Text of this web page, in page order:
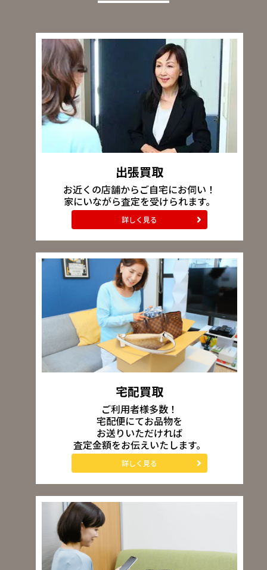
出張買取
お近くの店舗からご自宅にお伺い！
家にいながら査定を受けられます。
詳しく見る
宅配買取
ご利用者様多数！
宅配便にてお品物を
お送りいただければ
査定金額をお伝えいたします。
詳しく見る